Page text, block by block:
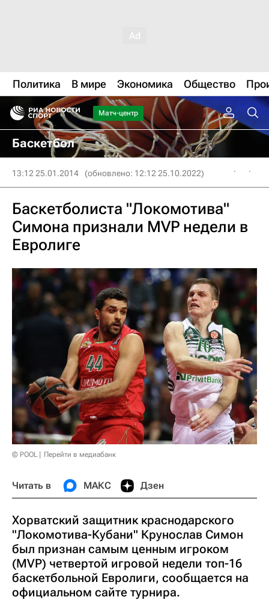
Политика В мире Экономика Общество
Матч-центр
Баскетбол
13:12 25.01.2014 (обновлено: 12:12 25.10.2022)
Баскетболиста "Локомотива"
Симона признали MVP недели в
Евролиге
© POOL Перейти в медиабанк
Читать в МАКС Дзен
Хорватский защитник краснодарского
"Локомотива-Кубани" Крунослав Симон
был признан самым ценным игроком
(MVP) четвертой игровой недели топ-16
баскетбольной Евролиги, сообщается на
официальном сайте турнира.